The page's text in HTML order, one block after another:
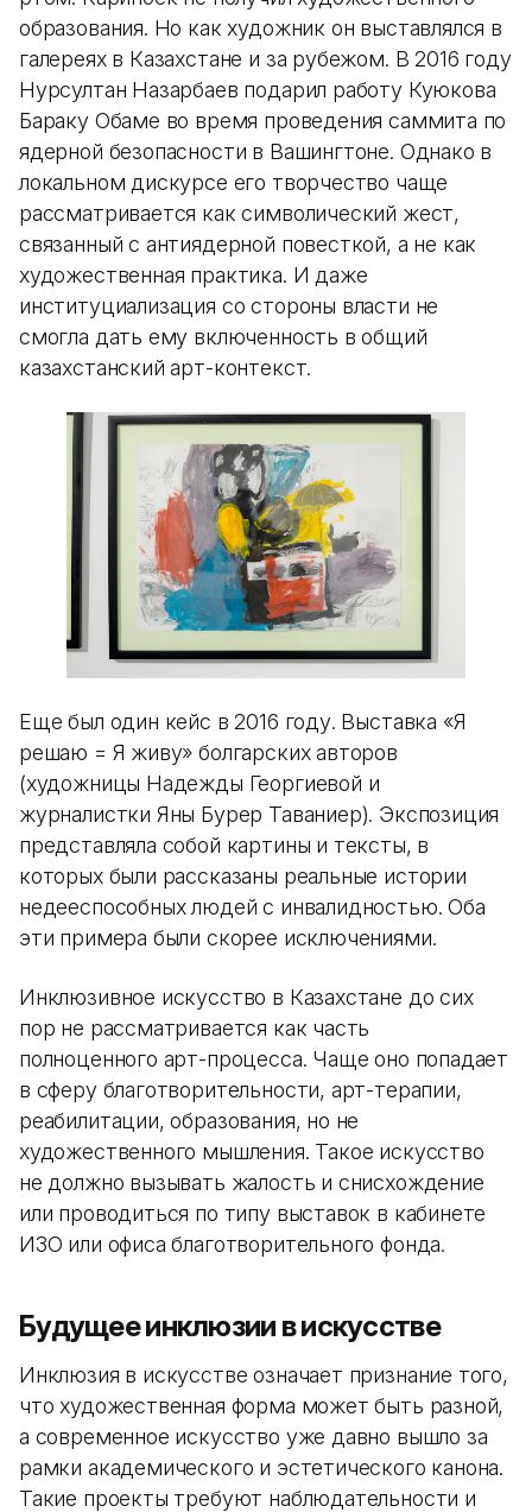
образования. Но как художник он выставлялся в
галереях в Казахстане и за рубежом. В 2016 году
Нурсултан Назарбаев подарил работу Куюкова
Бараку Обаме во время проведения саммита по
ядерной безопасности в Вашингтоне. Однако в
локальном дискурсе его творчество чаще
рассматривается как символический жест,
связанный с антиядерной повесткой, а не как
художественная практика. И даже
институциализация со стороны власти не
смогла дать ему включенность в общий
казахстанский арт-контекст.
Еще был один кейс в 2016 году. Выставка «Я
решаю = Я живу» болгарских авторов
(художницы Надежды Георгиевой и
журналистки Яны Бурер Таваниер). Экспозиция
представляла собой картины и тексты, в
которых были рассказаны реальные истории
недееспособных людей с инвалидностью. Оба
эти примера были скорее исключениями.
Инклюзивное искусство в Казахстане до сих
пор не рассматривается как часть
полноценного арт-процесса. Чаще оно попадает
в сферу благотворительности, арт-терапии,
реабилитации, образования, но не
художественного мышления. Такое искусство
не должно вызывать жалость и снисхождение
или проводиться по типу выставок в кабинете
ИЗО или офиса благотворительного фонда.
Будущее инклюзии в искусстве
Инклюзия в искусстве означает признание того,
что художественная форма может быть разной,
а современное искусство уже давно вышло за
рамки академического и эстетического канона.
Такие проекты требуют наблюдательности и